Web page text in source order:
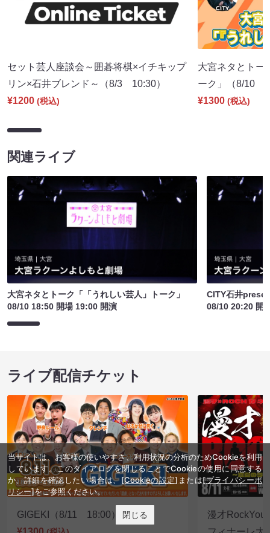
セット芸人座談会～囲碁将棋×イチキップ
リン×石井ブレンド～（8/3 10:30）
¥1200 (税込)
大宮ネタとトー
ーク」（8/10
¥1300 (税込)
関連ライブ
大宮ネタとトーク「「うれしい芸人」トーク」
08/10 18:50 開場 19:00 開演
CITY石井
08/10 20:20 開
ライブ配信チケット
GIGEKI（8/11 18:00）
漫才RockYou
当サイトは、お客様の使いやすさ、利用状況の分析のためCookieを利用
しています。このダイアログを閉じることでCookieの使用に同意する
か、詳細を確認したい場合は、 [Cookieの設定] または[プライバシーポ
リシー]をご参照ください。
閉じる